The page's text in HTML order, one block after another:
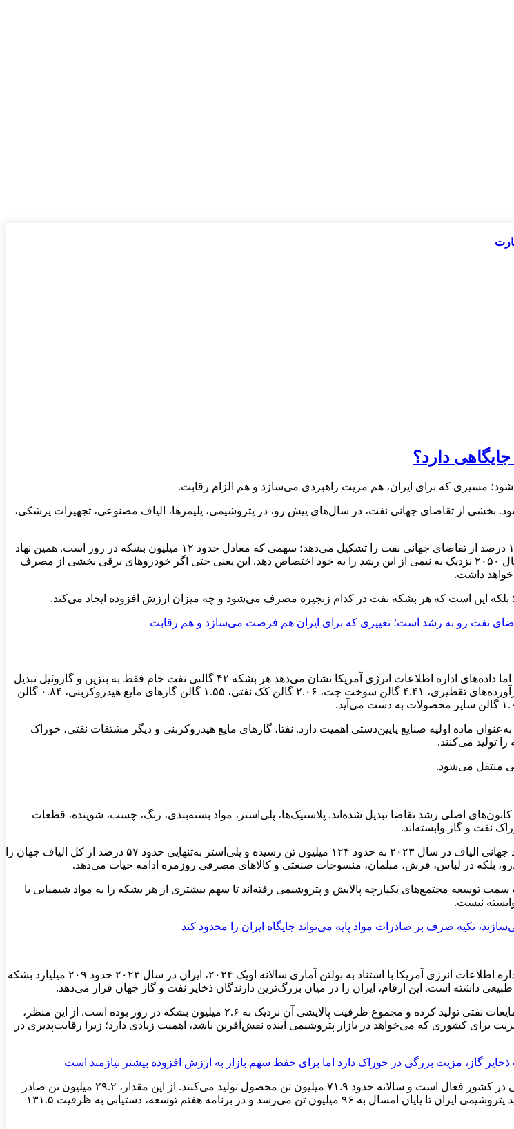
دارد؟
مسیری که برای ایران، هم مزیت راهبردی می‌سازد و هم الزام رقابت.
بخشی از تقاضای جهانی نفت، در سال‌های پیش رو، در پتروشیمی، پلیمرها، الیاف مصنوعی، تجهیزات پزشکی،
بر اساس داده‌های آژانس بین‌المللی انرژی، خوراک مورد استفاده در صنایع پتروشیمی حدود ۱۲ درصد از تقاضای جهانی نفت را تشکیل می‌دهد؛ سهمی که معادل حدود ۱۲ میلیون بشکه در روز است. همین نهاد
پیش‌بینی کرده است پتروشیمی تا سال ۲۰۳۰ بیش از یک‌سوم رشد تقاضای جهانی نفت و تا سال ۲۰۵۰ نزدیک به نیمی از این رشد را به خود اختصاص دهد. این یعنی حتی اگر خودروهای برقی بخشی از مصرف
داشت.
این است که هر بشکه نفت در کدام زنجیره مصرف می‌شود و چه میزان ارزش افزوده ایجاد می‌کند.
نفت رو به رشد است؛ تغییری که برای ایران هم فرصت می‌سازد و هم رقابت
تصور عمومی از نفت، سوختی است که در خودرو، کامیون، کشتی یا هواپیما مصرف می‌شود. اما داده‌های اداره اطلاعات انرژی آمریکا نشان می‌دهد هر بشکه ۴۲ گالنی نفت خام فقط به بنزین و گازوئیل تبدیل
نمی‌شود. به‌طور متوسط، از هر بشکه نفت حدود ۱۹.۵۷ گالن بنزین، ۱۲.۴۷ گالن گازوئیل و فرآورده‌های تقطیری، ۴.۴۱ گالن سوخت جت، ۲.۰۶ گالن کک نفتی، ۱.۵۵ گالن گازهای مایع هیدروکربنی، ۰.۸۴ گالن
ماده اولیه صنایع پایین‌دستی اهمیت دارد. نفتا، گازهای مایع هیدروکربنی و دیگر مشتقات نفتی، خوراک
تولید می‌کنند.
منتقل می‌شود.
اصلی رشد تقاضا تبدیل شده‌اند. پلاستیک‌ها، پلی‌استر، مواد بسته‌بندی، رنگ، چسب، شوینده، قطعات
نفت و گاز وابسته‌اند.
در صنعت نساجی نیز این وابستگی پررنگ است. داده‌های Textile Exchange نشان می‌دهد تولید جهانی الیاف در سال ۲۰۲۳ به حدود ۱۲۴ میلیون تن رسیده و پلی‌استر به‌تنهایی حدود ۵۷ درصد از کل الیاف جهان را
بلکه در لباس، فرش، مبلمان، منسوجات صنعتی و کالاهای مصرفی روزمره ادامه حیات می‌دهد.
توسعه مجتمع‌های یکپارچه پالایش و پتروشیمی رفته‌اند تا سهم بیشتری از هر بشکه را به مواد شیمیایی با
نیست.
تکیه صرف بر صادرات مواد پایه می‌تواند جایگاه ایران را محدود کند
ایران از نظر منابع هیدروکربوری، یکی از مهم‌ترین کشورهای جهان است. بر اساس گزارش اداره اطلاعات انرژی آمریکا با استناد به بولتن آماری سالانه اوپک ۲۰۲۴، ایران در سال ۲۰۲۳ حدود ۲۰۹ میلیارد بشکه
همین گزارش نشان می‌دهد ایران در سال ۲۰۲۳ حدود ۵.۱ میلیون بشکه در روز نفت و سایر مایعات نفتی تولید کرده و مجموع ظرفیت پالایشی آن نزدیک به ۲.۶ میلیون بشکه در روز بوده است. از این منظر،
برای کشوری که می‌خواهد در بازار پتروشیمی آینده نقش‌آفرین باشد، اهمیت زیادی دارد؛ زیرا رقابت‌پذیری در
ایرنا به نقل از شرکت ملی صنایع پتروشیمی گزارش داده است که اکنون ۷۵ مجتمع پتروشیمی در کشور فعال است و سالانه حدود ۷۱.۹ میلیون تن محصول تولید می‌کنند. از این مقدار، ۲۹.۲ میلیون تن صادر
می‌شود و حدود ۱۳.۱ میلیارد دلار ارزآوری ایجاد می‌کند. بر اساس همین گزارش، ظرفیت تولید پتروشیمی ایران تا پایان امسال به ۹۶ میلیون تن می‌رسد و در برنامه هفتم توسعه، دستیابی به ظرفیت ۱۳۱.۵